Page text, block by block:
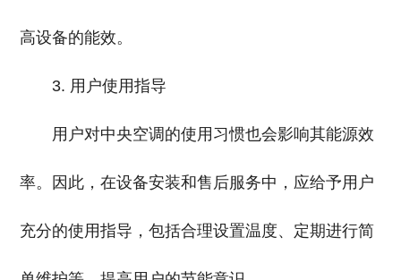
高设备的能效。
3. 用户使用指导
用户对中央空调的使用习惯也会影响其能源效
率。因此，在设备安装和售后服务中，应给予用户
充分的使用指导，包括合理设置温度、定期进行简